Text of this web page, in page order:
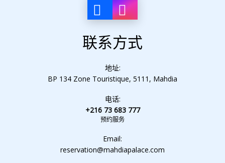
联系方式
地址:
BP 134 Zone Touristique, 5111, Mahdia
电话:
+216 73 683 777
预约服务
Email:
reservation@mahdiapalace.com